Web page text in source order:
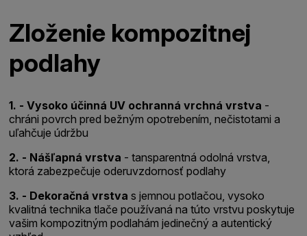
Zloženie kompozitnej
podlahy
1. - Vysoko účinná UV ochranná vrchná vrstva -
chráni povrch pred bežným opotrebením, nečistotami a
uľahčuje údržbu
2. - Nášľapná vrstva - tansparentná odolná vrstva,
ktorá zabezpečuje oderuvzdornosť podlahy
3. - Dekoračná vrstvas jemnou potlačou, vysoko
kvalitná technika tlače používaná na túto vrstvu poskytuje
vašim kompozitným podlahám jedinečný a autentický